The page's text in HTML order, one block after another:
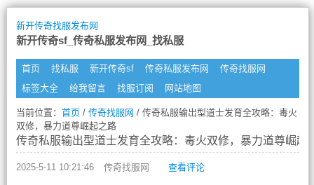
新开传奇找服发布网
新开传奇sf_传奇私服发布网_找私服
首页 找私服 新开传奇sf 传奇私服发布网
传奇找服网
标签大全
给我留言 找服订阅 网站地图
当前位置： 首页/ 传奇找服网 / 传奇私服输出型道士发育全攻略：毒火
双修，暴力道尊崛起之路
传奇私服输出型道士发育全攻略：毒火双修，暴力道尊崛起
2025-5-11 10:21:46 传奇找服网 查看评论